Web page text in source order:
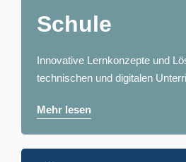
Schule
Innovative Lernkonzepte und
technischen und digitalen
Mehr lesen